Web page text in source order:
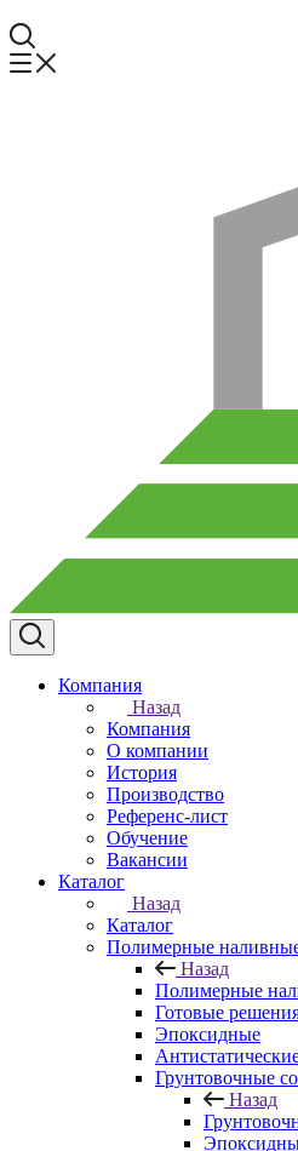
Компания
Назад
Компания
О компании
История
Производство
Референс-лист
Обучение
Вакансии
Каталог
Назад
Каталог
Полимерные
Назад
Полимерные
Готовые
Эпоксидные
Грунтовочные
Назад